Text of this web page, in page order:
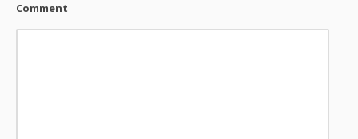
Comment